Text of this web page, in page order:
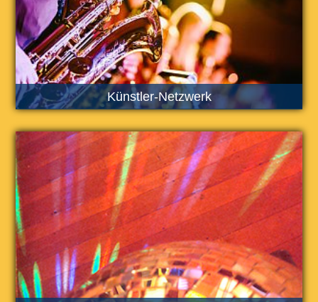
Künstler-Netzwerk